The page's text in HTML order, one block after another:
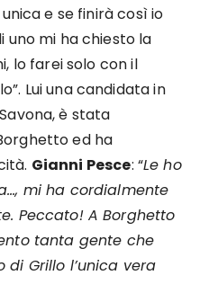
e se finirà così io
uno mi ha chiesto la
lo farei solo con il
Lui una candidata in
è stata
ed ha
Gianni Pesce: “Le ho
mi ha cordialmente
Peccato! A Borghetto
tanta gente che
Grillo l’unica vera